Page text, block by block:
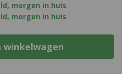
morgen in huis
morgen in huis
winkelwagen